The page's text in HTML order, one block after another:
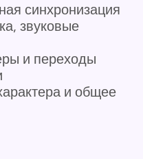
синхронизация
звуковые
и переходы
и общее